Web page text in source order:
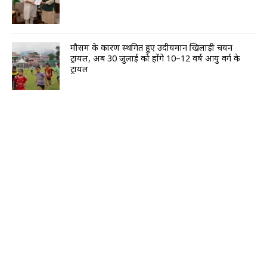
मौसम के कारण स्थगित हुए उदीयमान खिलाड़ी चयन
ट्रायल, अब 30 जुलाई को होंगे 10–12 वर्ष आयु वर्ग के
ट्रायल